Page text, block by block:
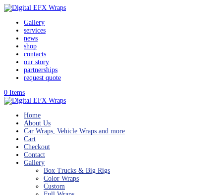
Gallery
services
news
shop
contacts
our story
partnerships
request quote
0 Items
Home
About Us
Car Wraps, Vehicle Wraps and more
Cart
Checkout
Contact
Gallery
Box Trucks & Big Rigs
Color Wraps
Custom